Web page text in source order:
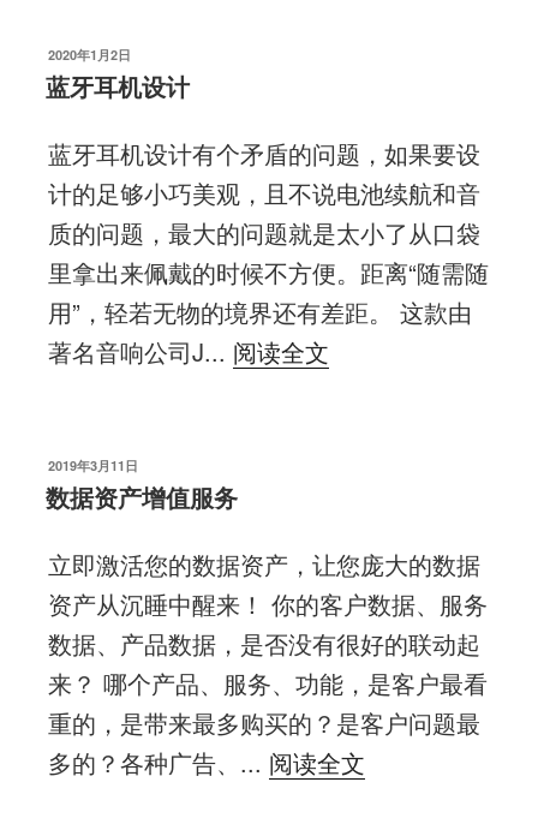
发
布
于
2020年1月2日
蓝牙耳机设计
蓝牙耳机设计有个矛盾的问题，如果要设
计的足够小巧美观，且不说电池续航和音
质的问题，最大的问题就是太小了从口袋
里拿出来佩戴的时候不方便。距离“随需随
用”，轻若无物的境界还有差距。 这款由
著名音响公司J... 阅读全文
发
布
于
2019年3月11日
数据资产增值服务
立即激活您的数据资产，让您庞大的数据
资产从沉睡中醒来！ 你的客户数据、服务
数据、产品数据，是否没有很好的联动起
来？ 哪个产品、服务、功能，是客户最看
重的，是带来最多购买的？是客户问题最
多的？各种广告、... 阅读全文